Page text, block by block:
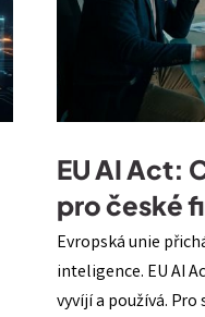
EU AI Act:
pro české
Evropská unie
inteligence. EU AI
vyvíjí a používá.